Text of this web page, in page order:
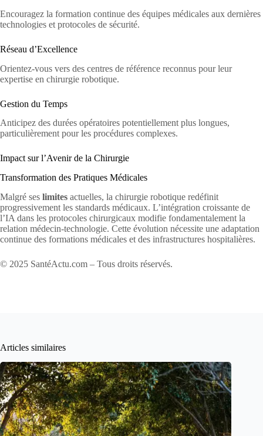
Encouragez la formation continue des équipes médicales aux dernières
technologies et protocoles de sécurité.
Réseau d’Excellence
Orientez-vous vers des centres de référence reconnus pour leur
expertise en chirurgie robotique.
Gestion du Temps
Anticipez des durées opératoires potentiellement plus longues,
particulièrement pour les procédures complexes.
Impact sur l’Avenir de la Chirurgie
Transformation des Pratiques Médicales
Malgré ses limites actuelles, la chirurgie robotique redéfinit
progressivement les standards médicaux. L’intégration croissante de
l’IA dans les protocoles chirurgicaux modifie fondamentalement la
relation médecin-technologie. Cette évolution nécessite une adaptation
continue des formations médicales et des infrastructures hospitalières.
© 2025 SantéActu.com – Tous droits réservés.
Articles similaires